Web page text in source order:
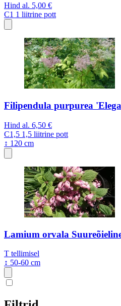
Hind al. 5,00 €
C1 1 liitrine pott
Filipendula purpurea
Hind al. 6,50 €
C1,5 1,5 liitrine pott
↕ 120 cm
Lamium orvala
T tellimisel
↕ 50-60 cm